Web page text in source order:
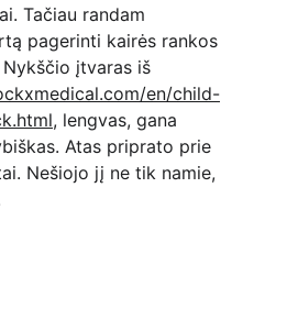
Tačiau randam
pagerinti kairės rankos
įtvaras iš
en/child-
, lengvas, gana
Atas priprato prie
Nešiojo jį ne tik namie,